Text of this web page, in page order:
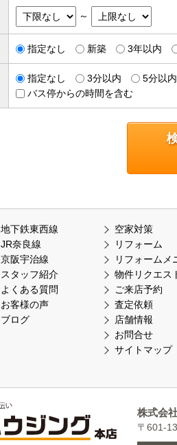
～
指定なし 新築 3年以内
指定なし 3分以内 5分以内
バス停からの時間を含む
地下鉄東西線
JR奈良線
京阪宇治線
スタッフ紹介
よくある質問
お客様の声
ブログ
空家対策
リフォーム
リフォームメ
物件リクエス
ご来店予約
査定依頼
店舗情報
お問合せ
サイトマップ
株式会
〒601-